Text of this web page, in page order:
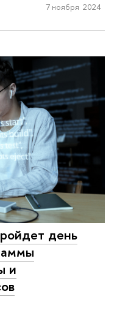
7 ноября 2024
день
и